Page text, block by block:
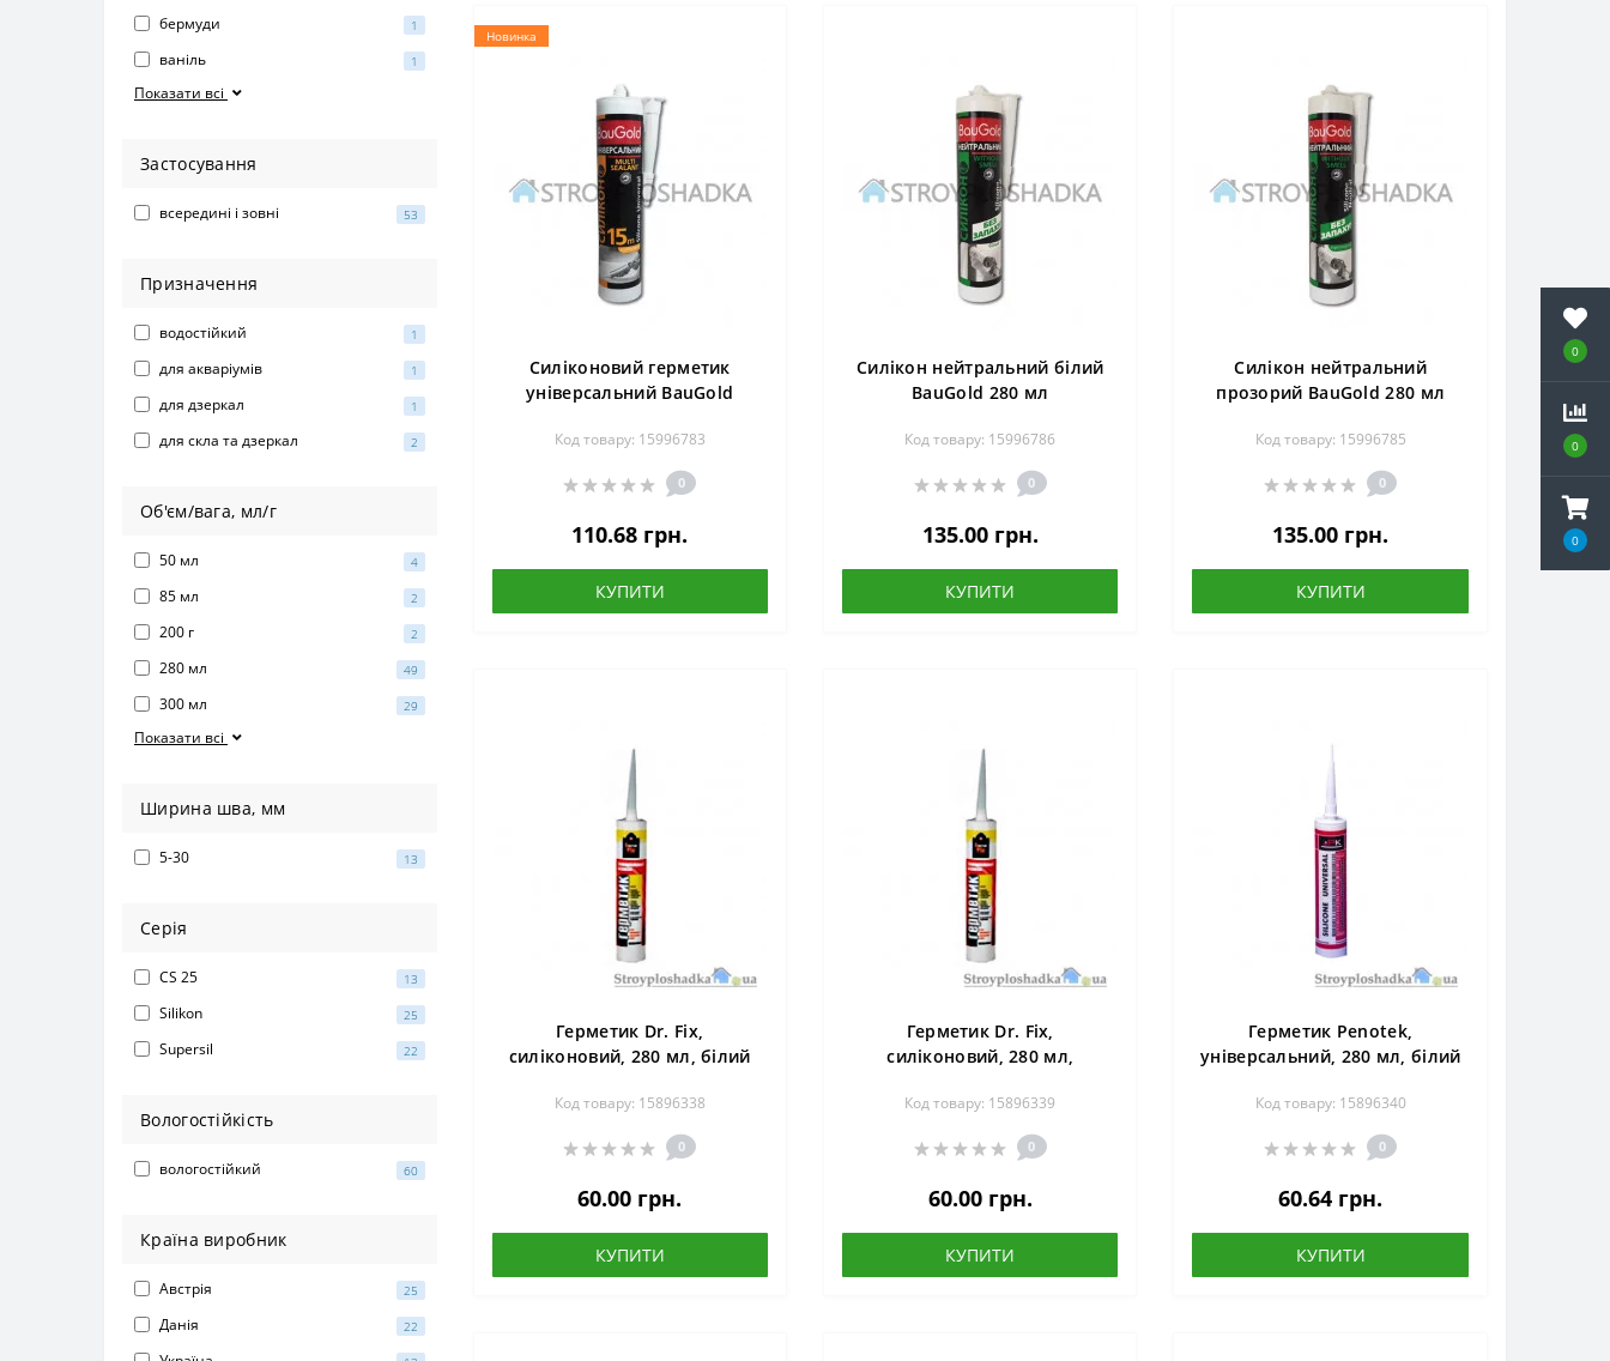
0
0
0
бермуди 1
ваніль 1
Показати всі
Застосування
всередині і зовні 53
Призначення
водостійкий 1
для акваріумів 1
для дзеркал 1
для скла та дзеркал 2
Об'єм/вага, мл/г
50 мл 4
85 мл 2
200 г 2
280 мл 49
300 мл 29
Показати всі
Ширина шва, мм
5-30 13
Серія
CS 25 13
Silikon 25
Supersil 22
Вологостійкість
вологостійкий 60
Країна виробник
Австрія 25
Данія 22
Новинка
Силіконовий герметик
універсальний BauGold
прозорий
Код товару: 15996783
0
110.68 грн.
КУПИТИ
Силікон нейтральний білий
BauGold 280 мл
Код товару: 15996786
0
135.00 грн.
КУПИТИ
Силікон нейтральний
прозорий BauGold 280 мл
Код товару: 15996785
0
135.00 грн.
КУПИТИ
Герметик Dr. Fix,
силіконовий, 280 мл, білий
Код товару: 15896338
0
60.00 грн.
КУПИТИ
Герметик Dr. Fix,
силіконовий, 280 мл,
Код товару: 15896339
0
60.00 грн.
КУПИТИ
Герметик Penotek,
універсальний, 280 мл, білий
Код товару: 15896340
0
60.64 грн.
КУПИТИ